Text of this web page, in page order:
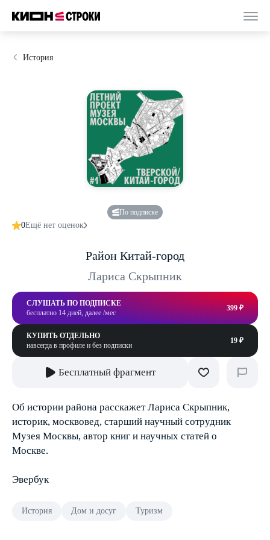
История
По подписке
0Ещё нет оценок
Район Китай-город
Лариса Скрыпник
СЛУШАТЬ ПО ПОДПИСКЕ
бесплатно 14 дней, далее /мес
399 ₽
КУПИТЬ ОТДЕЛЬНО
навсегда в профиле и без подписки
19 ₽
Бесплатный фрагмент
Об истории района расскажет Лариса Скрыпник,
историк, москвовед, старший научный сотрудник
Музея Москвы, автор книг и научных статей о
Москве.
Эвербук
История Дом и досуг Туризм